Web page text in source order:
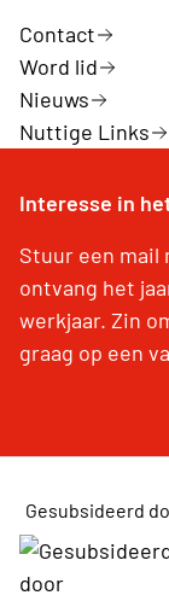
Contact
Word lid
Nieuws
Nuttige Links
Interesse in
Stuur een mail
ontvang het
werkjaar. Zin
graag op een
Gesubsideerd